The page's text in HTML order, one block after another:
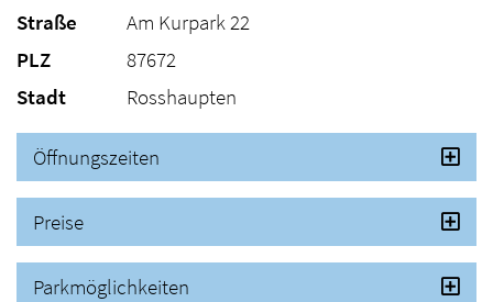
Straße
Am Kurpark 22
PLZ
87672
Stadt
Rosshaupten
Öffnungszeiten
Preise
Parkmöglichkeiten